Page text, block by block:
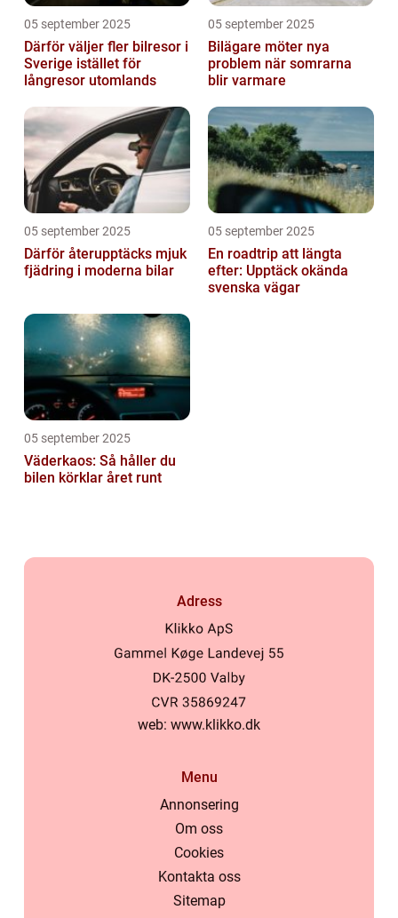
05 september 2025
Därför väljer fler bilresor i
Sverige istället för
långresor utomlands
05 september 2025
Bilägare möter nya
problem när somrarna
blir varmare
05 september 2025
Därför återupptäcks mjuk
fjädring i moderna bilar
05 september 2025
En roadtrip att längta
efter: Upptäck okända
svenska vägar
05 september 2025
Väderkaos: Så håller du
bilen körklar året runt
Adress
web: www.klikko.dk
Menu
Annonsering
Om oss
Cookies
Kontakta oss
Sitemap